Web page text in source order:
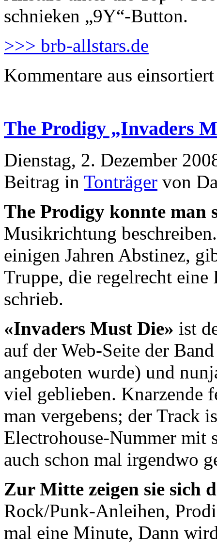
schnieken „9Y“-Button.
>>> brb-allstars.de
Kommentare aus
The Prodigy „Invaders
Dienstag, 2. Dezember
Beitrag in Tonträger von
The Prodigy konnte man
Musikrichtung
einigen Jahren Abstinez,
Truppe, die regelrecht eine
schrieb.
«Invaders Must Die» ist
auf der Web-Seite der
angeboten wurde) und
viel geblieben. Knarzende
man vergebens; der Track
Electrohouse-Nummer mit
auch schon mal irgendwo
Zur Mitte zeigen sie sich
Rock/Punk-Anleihen,
mal eine Minute, Dann